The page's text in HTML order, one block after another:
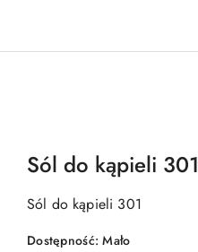
Sól do kąpieli 301
Sól do kąpieli 301
Dostępność:Mało